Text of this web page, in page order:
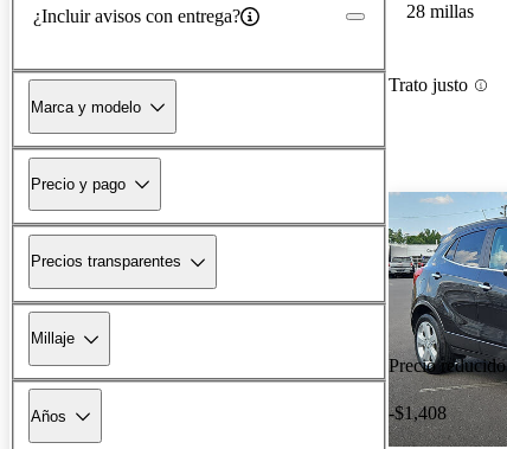
¿Incluir avisos con entrega?
Marca y modelo
Precio y pago
Precios transparentes
Millaje
Años
28 millas
Trato justo
Precio reducido
-$1,408